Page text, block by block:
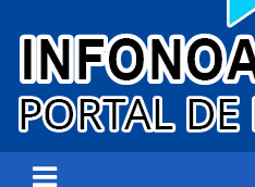
Infonoa Salta